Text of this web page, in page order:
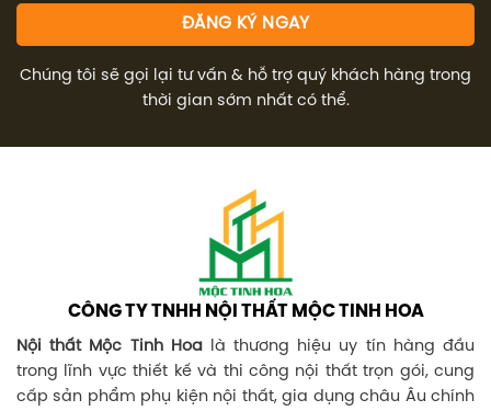
Chúng tôi sẽ gọi lại tư vấn & hỗ trợ quý khách hàng trong
thời gian sớm nhất có thể.
CÔNG TY TNHH NỘI THẤT MỘC TINH HOA
Nội thất Mộc Tinh Hoalà thương hiệu uy tín hàng đầu
trong lĩnh vực thiết kế và thi công nội thất trọn gói, cung
cấp sản phẩm phụ kiện nội thất, gia dụng châu Âu chính